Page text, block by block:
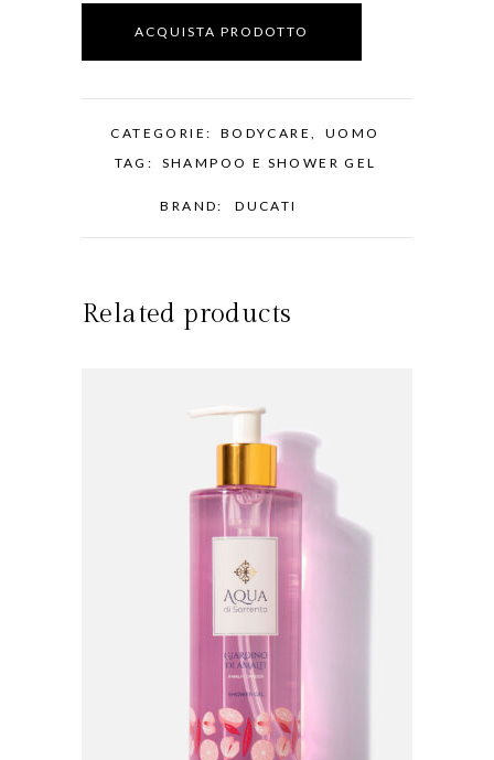
ACQUISTA PRODOTTO
CATEGORIE: BODYCARE,
UOMO
TAG:
SHAMPOO E SHOWER GEL
BRAND: DUCATI
Related products